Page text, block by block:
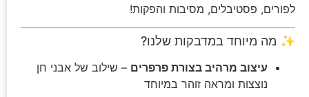
לפורים, פסטיבלים, מסיבות והפקות!
✨ מה מיוחד במדבקות שלנו?
עיצוב מרהיב בצורת פרפרים – שילוב של אבני חן
נוצצות ומראה זוהר במיוחד